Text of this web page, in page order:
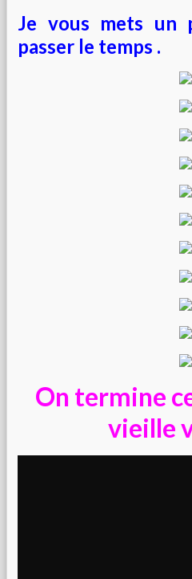
Je vous mets un
passer le temps .
On termine
vieille